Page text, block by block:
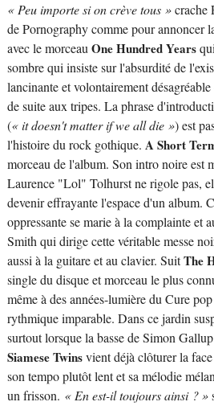
« Peu importe si on crève tous »crache
de Pornography comme pour annoncer
avec le morceauOne Hundred Years
sombre qui insiste sur l'absurdité de
lancinante et volontairement
de suite aux tripes. La phrase
(« it doesn't matter if we all die ») est
l'histoire du rock gothique. A Short
morceau de l'album. Son intro noire est
Laurence "Lol" Tolhurst ne rigole pas,
devenir effrayante l'espace d'un album.
oppressante se marie à la complainte et
Smith qui dirige cette véritable messe
aussi à la guitare et au clavier. SuitThe
single du disque et morceau le plus
même à des années-lumière du Cure
rythmique imparable. Dans ce jardin
surtout lorsque la basse de Simon
Siamese Twinsvient déjà clôturer la
son tempo plutôt lent et sa mélodie
un frisson. « En est-il toujours ainsi ? »